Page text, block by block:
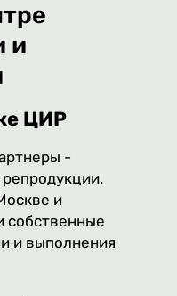
и
ЦИР
-
и
собственные
и выполнения